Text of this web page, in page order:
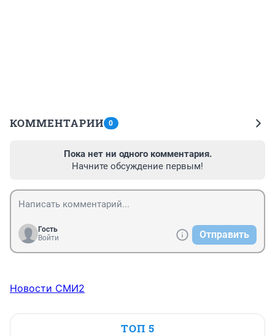
КОММЕНТАРИИ 0
Пока нет ни одного комментария.
Начните обсуждение первым!
Гость
Войти
Отправить
Новости СМИ2
ТОП 5